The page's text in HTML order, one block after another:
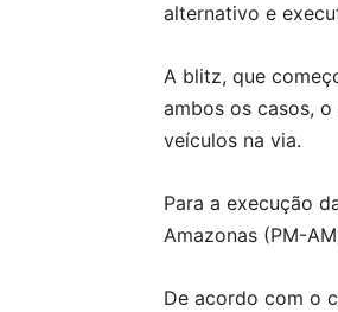
alternativo e
A blitz, que
ambos os casos,
veículos na via.
Para a execução
Amazonas (PM-
De acordo com o